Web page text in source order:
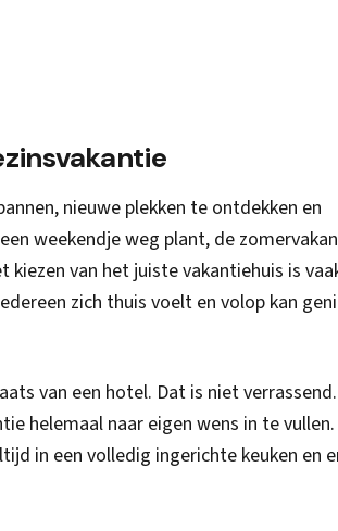
nieuwe plekken te ontdekken en
weekendje weg plant, de
van het juiste vakantiehuis is
zich thuis voelt en volop kan
van een hotel. Dat is niet
helemaal naar eigen wens in te vullen.
in een volledig ingerichte keuken en